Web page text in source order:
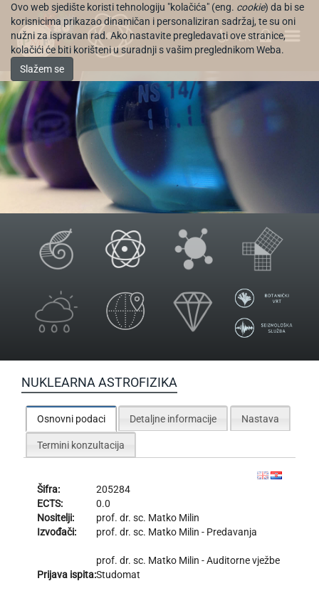
Ovo web sjedište koristi tehnologiju "kolačića" (eng. cookie) da bi se
korisnicima prikazao dinamičan i personaliziran sadržaj, te su oni
nužni za ispravan rad. Ako nastavite pregledavati ove stranice,
kolačići će biti korišteni u suradnji s vašim preglednikom Weba.
Slažem se
EN
NUKLEARNA ASTROFIZIKA
Osnovni podaci Detaljne informacije Nastava
Termini konzultacija
Šifra:
205284
ECTS:
0.0
Nositelji:
prof. dr. sc. Matko Milin
Izvođači:
prof. dr. sc. Matko Milin- Predavanja
prof. dr. sc. Matko Milin- Auditorne vježbe
Prijava ispita:Studomat